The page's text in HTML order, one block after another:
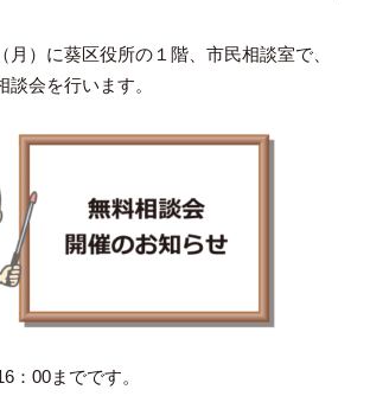
月）に葵区役所の１階、市民相談室で、
会を行います。
：00までです。